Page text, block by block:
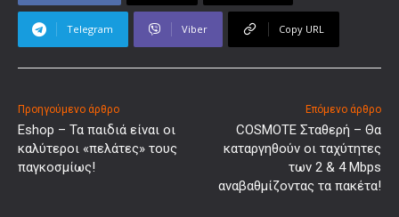
Telegram Viber Copy URL
Προηγούμενο άρθρο
Eshop – Τα παιδιά είναι οι
καλύτεροι «πελάτες» τους
παγκοσμίως!
Επόμενο άρθρο
COSMOTE Σταθερή – Θα
καταργηθούν οι ταχύτητες
των 2 & 4 Mbps
αναβαθμίζοντας τα πακέτα!